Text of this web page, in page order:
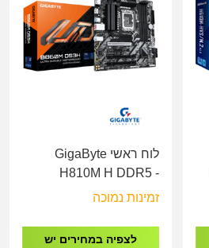
לוח ראשי GigaByte
H810M H DDR5 -
Socket 1851
זמינות נמוכה
לצפיה במחירים יש